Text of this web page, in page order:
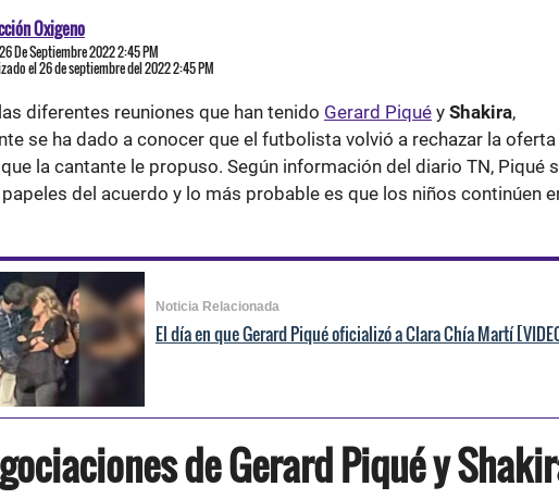
Oxigeno
De Septiembre 2022 2:45 PM
el 26 de septiembre del 2022 2:45 PM
diferentes reuniones que han tenido Gerard Piqué y Shakira,
se ha dado a conocer que el futbolista volvió a rechazar la oferta
la cantante le propuso. Según información del diario TN, Piqué
del acuerdo y lo más probable es que los niños continúen
Noticia Relacionada
El día en que Gerard Piqué oficializó a Clara Chía Martí
de Gerard Piqué y